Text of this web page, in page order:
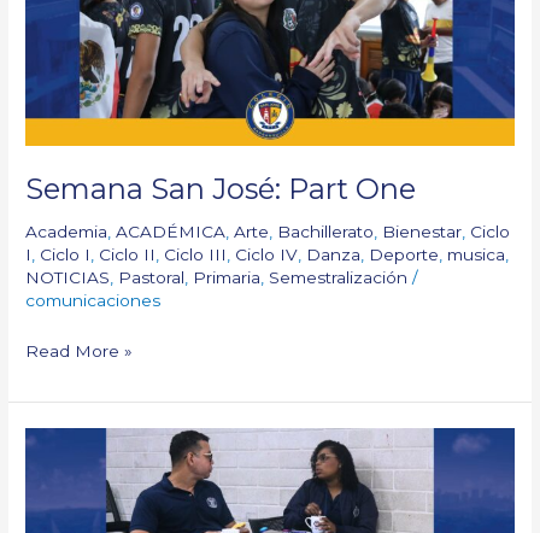
Semana San José: Part One
Academia,ACADÉMICA,Arte, Bachillerato, Bienestar, Ciclo
I, Ciclo I, Ciclo II, Ciclo III, Ciclo IV, Danza, Deporte, musica,
NOTICIAS, Pastoral, Primaria, Semestralización /
comunicaciones
Read More »
Coffee